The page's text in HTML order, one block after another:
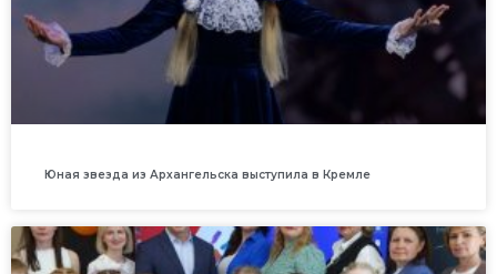
Юная звезда из Архангельска выступила в Кремле